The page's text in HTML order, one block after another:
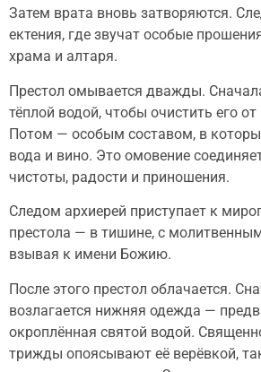
Затем врата вновь затворяются.
ектения, где звучат особые
храма и алтаря.
Престол омывается дважды.
тёплой водой, чтобы очистить его
Потом — особым составом, в
вода и вино. Это омовение
чистоты, радости и приношения.
Следом архиерей приступает к
престола — в тишине, с
взывая к имени Божию.
После этого престол облачается.
возлагается нижняя одежда —
окроплённая святой водой.
трижды опоясывают её верёвкой,